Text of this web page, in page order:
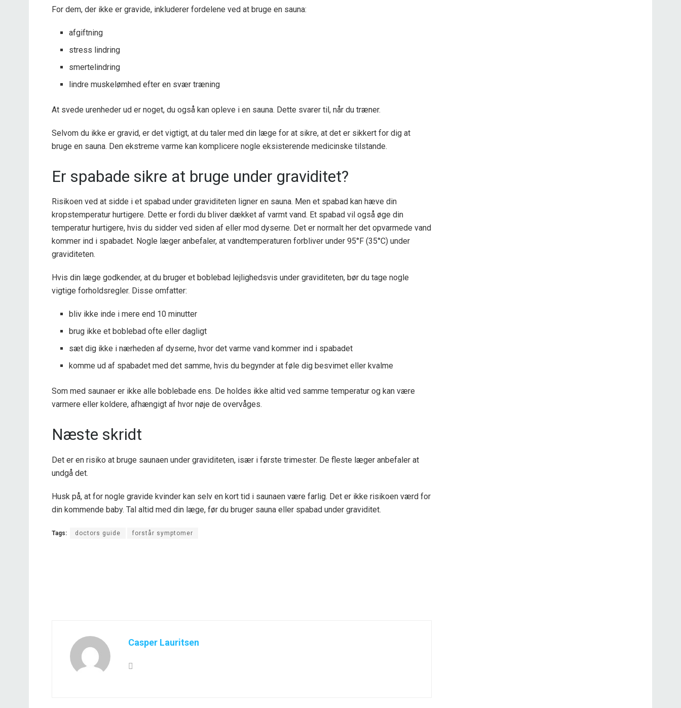
For dem, der ikke er gravide, inkluderer fordelene ved at bruge en sauna:
afgiftning
stress lindring
smertelindring
lindre muskelømhed efter en svær træning
At svede urenheder ud er noget, du også kan opleve i en sauna. Dette svarer til, når du træner.
Selvom du ikke er gravid, er det vigtigt, at du taler med din læge for at sikre, at det er sikkert for dig at
bruge en sauna. Den ekstreme varme kan komplicere nogle eksisterende medicinske tilstande.
Er spabade sikre at bruge under graviditet?
Risikoen ved at sidde i et spabad under graviditeten ligner en sauna. Men et spabad kan hæve din
kropstemperatur hurtigere. Dette er fordi du bliver dækket af varmt vand. Et spabad vil også øge din
temperatur hurtigere, hvis du sidder ved siden af ​​eller mod dyserne. Det er normalt her det opvarmede vand
kommer ind i spabadet. Nogle læger anbefaler, at vandtemperaturen forbliver under 95°F (35°C) under
graviditeten.
Hvis din læge godkender, at du bruger et boblebad lejlighedsvis under graviditeten, bør du tage nogle
vigtige forholdsregler. Disse omfatter:
bliv ikke inde i mere end 10 minutter
brug ikke et boblebad ofte eller dagligt
sæt dig ikke i nærheden af ​​dyserne, hvor det varme vand kommer ind i spabadet
komme ud af spabadet med det samme, hvis du begynder at føle dig besvimet eller kvalme
Som med saunaer er ikke alle boblebade ens. De holdes ikke altid ved samme temperatur og kan være
varmere eller koldere, afhængigt af hvor nøje de overvåges.
Næste skridt
Det er en risiko at bruge saunaen under graviditeten, især i første trimester. De fleste læger anbefaler at
undgå det.
Husk på, at for nogle gravide kvinder kan selv en kort tid i saunaen være farlig. Det er ikke risikoen værd for
din kommende baby. Tal altid med din læge, før du bruger sauna eller spabad under graviditet.
Tags: doctors guide forstår symptomer
Casper Lauritsen